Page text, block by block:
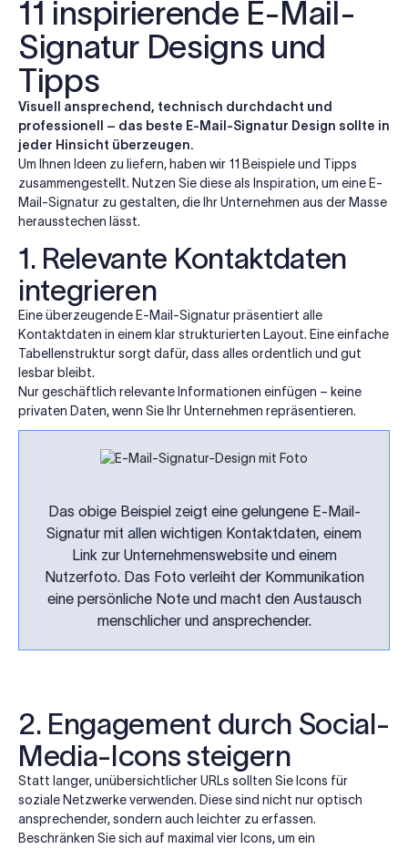
11 inspirierende E-Mail-
Signatur Designs und
Tipps
Visuell ansprechend, technisch durchdacht und
professionell – das beste E-Mail-Signatur Design sollte in
jeder Hinsicht überzeugen.
Um Ihnen Ideen zu liefern, haben wir 11 Beispiele und Tipps
zusammengestellt. Nutzen Sie diese als Inspiration, um eine E-
Mail-Signatur zu gestalten, die Ihr Unternehmen aus der Masse
herausstechen lässt.
1. Relevante Kontaktdaten
integrieren
Eine überzeugende E-Mail-Signatur präsentiert alle
Kontaktdaten in einem klar strukturierten Layout. Eine einfache
Tabellenstruktur sorgt dafür, dass alles ordentlich und gut
lesbar bleibt.
Nur geschäftlich relevante Informationen einfügen – keine
privaten Daten, wenn Sie Ihr Unternehmen repräsentieren.
Das obige Beispiel zeigt eine gelungene E-Mail-
Signatur mit allen wichtigen Kontaktdaten, einem
Link zur Unternehmenswebsite und einem
Nutzerfoto. Das Foto verleiht der Kommunikation
eine persönliche Note und macht den Austausch
menschlicher und ansprechender.
2. Engagement durch Social-
Media-Icons steigern
Statt langer, unübersichtlicher URLs sollten Sie Icons für
soziale Netzwerke verwenden. Diese sind nicht nur optisch
ansprechender, sondern auch leichter zu erfassen.
Beschränken Sie sich auf maximal vier Icons, um ein